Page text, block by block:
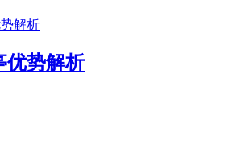
优势解析